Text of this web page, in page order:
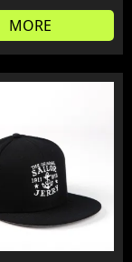
MORE